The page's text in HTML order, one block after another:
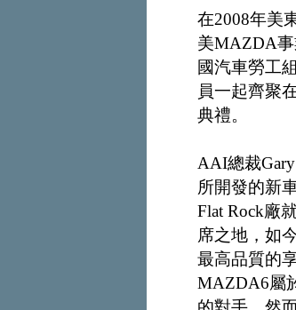
在2008年美
美MAZDA事
國汽車勞工
員一起齊聚
典禮。
AAI總裁
所開發的新
Flat Rock廠
席之地，如
最高品質的
MAZDA6屬